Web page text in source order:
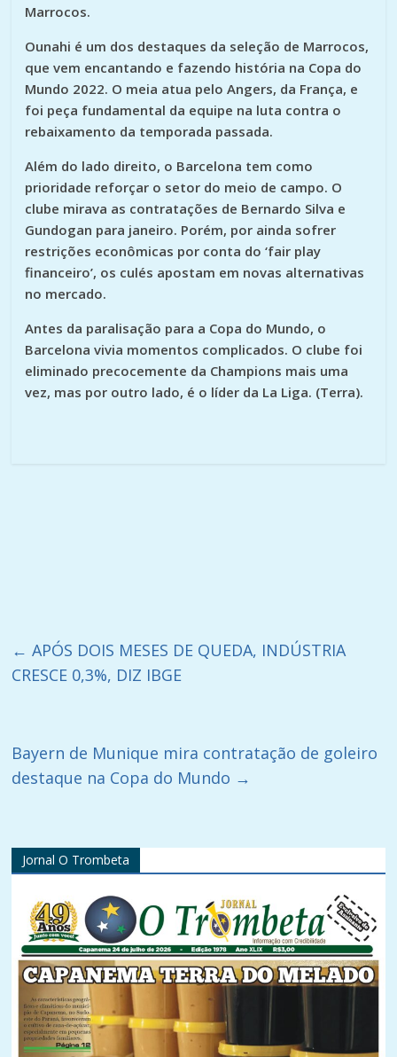
Marrocos.
Ounahi é um dos destaques da seleção de Marrocos,
que vem encantando e fazendo história na Copa do
Mundo 2022. O meia atua pelo Angers, da França, e
foi peça fundamental da equipe na luta contra o
rebaixamento da temporada passada.
Além do lado direito, o Barcelona tem como
prioridade reforçar o setor do meio de campo. O
clube mirava as contratações de Bernardo Silva e
Gundogan para janeiro. Porém, por ainda sofrer
restrições econômicas por conta do ‘fair play
financeiro’, os culés apostam em novas alternativas
no mercado.
Antes da paralisação para a Copa do Mundo, o
Barcelona vivia momentos complicados. O clube foi
eliminado precocemente da Champions mais uma
vez, mas por outro lado, é o líder da La Liga. (Terra).
← APÓS DOIS MESES DE QUEDA, INDÚSTRIA
CRESCE 0,3%, DIZ IBGE
Bayern de Munique mira contratação de goleiro
destaque na Copa do Mundo →
Jornal O Trombeta